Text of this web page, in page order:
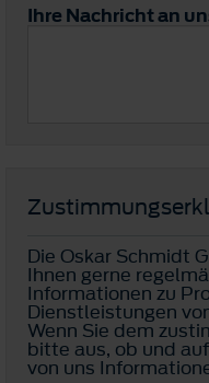
Ihre Nachricht an
Die Oskar Schmidt
Ihnen gerne
Informationen zu
Dienstleistungen
Wenn Sie dem
bitte aus, ob und
von uns